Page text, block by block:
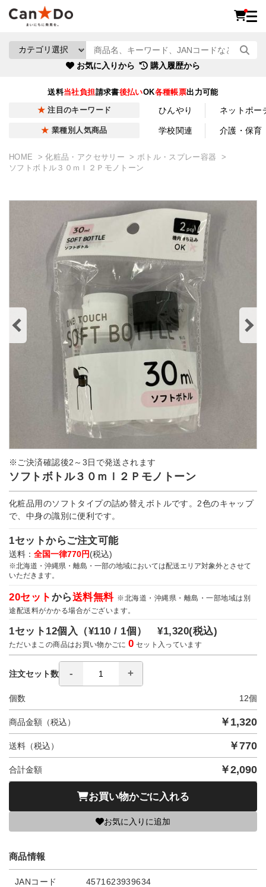
お気に入りから 購入履歴から
送料当社負担請求書後払いOK各種帳票出力可能
注目のキーワード ひんやり ネットポー
業種別人気商品 学校関連 介護・保育
HOME 化粧品・アクセサリー
ボトル・スプレー容器
ソフトボトル３０ｍｌ２Ｐモノトーン
※ご決済確認後2～3日で発送されます
ソフトボトル３０ｍｌ２Ｐモノトーン
化粧品用のソフトタイプの詰め替えボトルです。2色のキャップ
で、中身の識別に便利です。
1セットからご注文可能
送料： 全国一律770円(税込)
※北海道・沖縄県・離島・一部の地域においては配送エリア対象外とさせて
いただきます。
20セット から送料無料 ※北海道・沖縄県・離島・一部地域は別
途配送料がかかる場合がございます。
1セット12個入（¥110 / 1個）¥1,320(税込)
ただいまこの商品はお買い物かごに0 セット入っています
注文セット数
個数 12個
商品金額（税込） ￥ 1,320
送料（税込） ￥770
合計金額 ￥2,090
お買い物かごに入れる
お気に入りに追加
商品情報
JANコード 4571623939634